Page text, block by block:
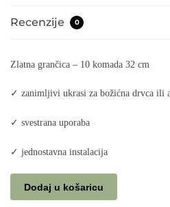
Recenzije 0
Zlatna grančica – 10 komada 32 cm
✓ zanimljivi ukrasi za božićna drvca ili
✓ svestrana uporaba
✓ jednostavna instalacija
Dodaj u košaricu